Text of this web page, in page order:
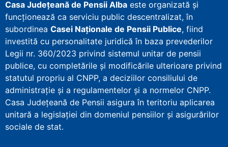
Casa Județeană de Pensii Alba este organizată și
funcționează ca serviciu public descentralizat, în
subordinea Casei Naționale de Pensii Publice, fiind
investită cu personalitate juridică în baza prevederilor
Legii nr. 360/2023 privind sistemul unitar de pensii
publice, cu completările și modificările ulterioare privind
statutul propriu al CNPP, a deciziilor consiliului de
administrație și a regulamentelor și a normelor CNPP.
Casa Județeană de Pensii asigura în teritoriu aplicarea
unitară a legislației din domeniul pensiilor și asigurărilor
sociale de stat.